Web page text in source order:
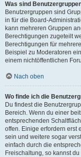
Was sind
Benutzergruppen sind
in für die Board-
kann mehreren Gruppen
Berechtigungen zugeteilt
Berechtigungen für
Beispiel zu Moderatoren
einem nichtöffentlichen
Nach oben
Wo finde ich die
Du findest die
Bereich. Wenn du einer
entsprechenden
offen. Einige erfordern erst
sein und weitere sogar
einfach durch die
Freischaltung, so kannst